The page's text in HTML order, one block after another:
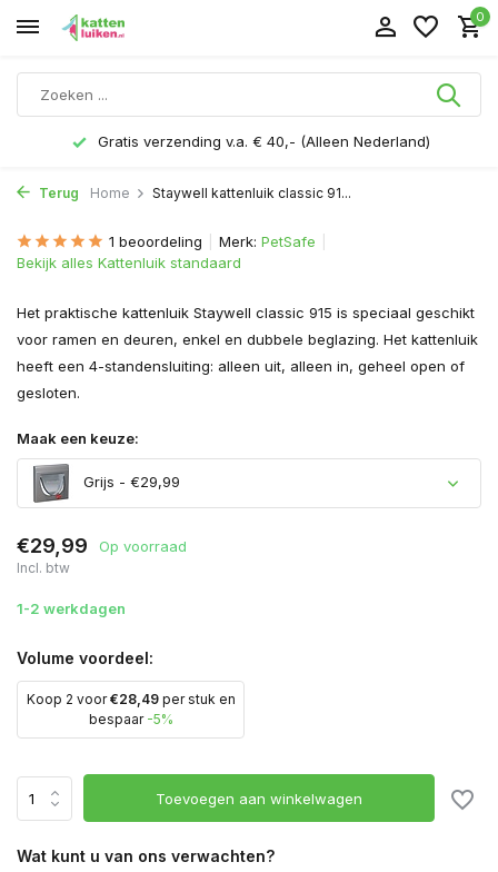
0
Gratis verzending v.a. € 40,- (Alleen Nederland)
Terug Home Staywell kattenluik classic 91...
1 beoordeling Merk: PetSafe
Bekijk alles Kattenluik standaard
Het praktische kattenluik Staywell classic 915 is speciaal geschikt
voor ramen en deuren, enkel en dubbele beglazing. Het kattenluik
heeft een 4-standensluiting: alleen uit, alleen in, geheel open of
gesloten.
Maak een keuze:
Grijs - €29,99
€29,99 Op voorraad
Incl. btw
1-2 werkdagen
Volume voordeel:
Koop 2 voor€28,49per stuk en
bespaar -5%
Toevoegen aan winkelwagen
Wat kunt u van ons verwachten?